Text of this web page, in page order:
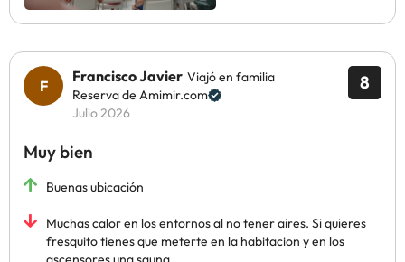
8
Francisco Javier Viajó en familia
Reserva de Amimir.com
Julio 2026
Muy bien
Buenas ubicación
Muchas calor en los entornos al no tener aires. Si quieres
fresquito tienes que meterte en la habitacion y en los